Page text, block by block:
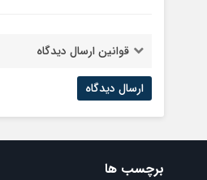
قوانین ارسال دیدگاه
برچسب ها